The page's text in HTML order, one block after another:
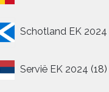
Schotland EK 2024
Servië EK 2024 1818